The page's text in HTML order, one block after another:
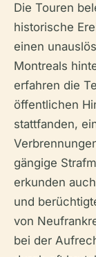
Die Touren
historische
einen
Montreals
erfahren die
öffentlichen
stattfanden,
gängige
erkunden
und
von
bei der